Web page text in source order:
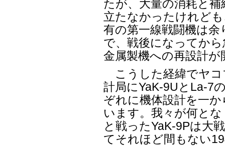
たが、大量の消耗と
立たなかったけれど
有の第一線戦闘機は
で、戦後になってか
金属製機への再設計
こうした経緯でヤコ
計局にYaK-9UとLa-7
ぞれに機体設計を一
います。我々が何と
と戦ったYaK-9Pは大
てそれほど間もない